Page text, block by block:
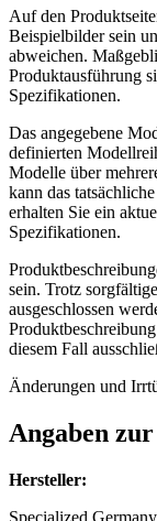
Auf den
Beispielbilder sein
abweichen.
Produktausführung
Spezifikationen.
Das angegebene
definierten
Modelle über
kann das
erhalten Sie ein
Spezifikationen.
sein. Trotz
ausgeschlossen
diesem Fall
Änderungen und
Angaben
Hersteller:
Specialized